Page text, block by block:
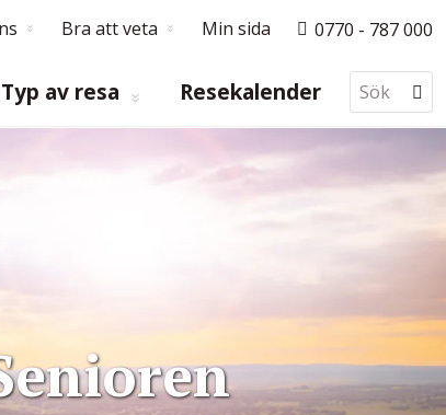
Bra att veta Min sida 0770 - 787 000
Typ av resa Resekalender